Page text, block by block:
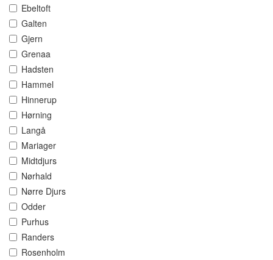
Ebeltoft
Galten
Gjern
Grenaa
Hadsten
Hammel
Hinnerup
Hørning
Langå
Mariager
Midtdjurs
Nørhald
Nørre Djurs
Odder
Purhus
Randers
Rosenholm